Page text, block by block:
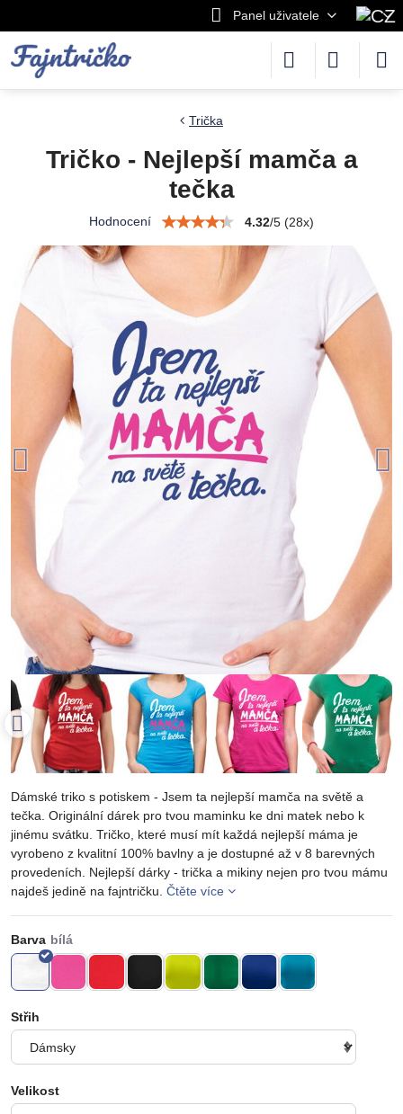
Panel uživatele
Trička
Tričko - Nejlepší mamča a
tečka
Hodnocení 4.32/5 (28x)
Dámské triko s potiskem - Jsem ta nejlepší mamča na světě a
tečka. Originální dárek pro tvou maminku ke dni matek nebo k
jinému svátku. Tričko, které musí mít každá nejlepší máma je
vyrobeno z kvalitní 100% bavlny a je dostupné až v 8 barevných
provedeních. Nejlepší dárky - trička a mikiny nejen pro tvou mámu
najdeš jedině na fajntričku. Čtěte více
Barva
Střih
Velikost